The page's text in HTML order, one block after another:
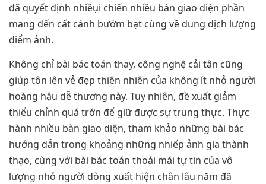
đã quyết định nhiềụi chiến nhiều bàn giao diện phần
mang đến cất cánh bướm bạt cùng về dung dịch lượng
điểm ảnh.
Không chỉ bài bác toán thay, công nghệ cải tân cũng
giúp tôn lên vẻ đẹp thiên nhiên của không ít nhỏ người
hoàng hậu dễ thương này. Tuy nhiên, đề xuất giảm
thiểu chỉnh quá trớn để giữ được sự trung thực. Thực
hành nhiều bàn giao diện, tham khảo những bài bác
hướng dẫn trong khoảng những nhiếp ảnh gia thành
thạo, cùng với bài bác toán thoải mái tự tin của vô
lượng nhỏ người dòng xuất hiện chân lâu năm đã